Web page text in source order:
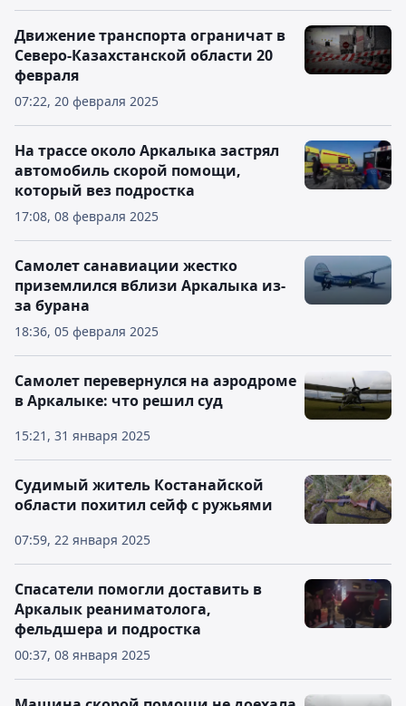
07:22, 20 февраля 2025
Движение транспорта ограничат в
Северо-Казахстанской области 20
февраля
17:08, 08 февраля 2025
На трассе около Аркалыка застрял
автомобиль скорой помощи,
который вез подростка
18:36, 05 февраля 2025
Самолет санавиации жестко
приземлился вблизи Аркалыка из-
за бурана
15:21, 31 января 2025
Самолет перевернулся на аэродроме
в Аркалыке: что решил суд
07:59, 22 января 2025
Судимый житель Костанайской
области похитил сейф с ружьями
00:37, 08 января 2025
Спасатели помогли доставить в
Аркалык реаниматолога,
фельдшера и подростка